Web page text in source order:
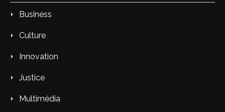
Business
Culture
Innovation
Justice
Multimédia